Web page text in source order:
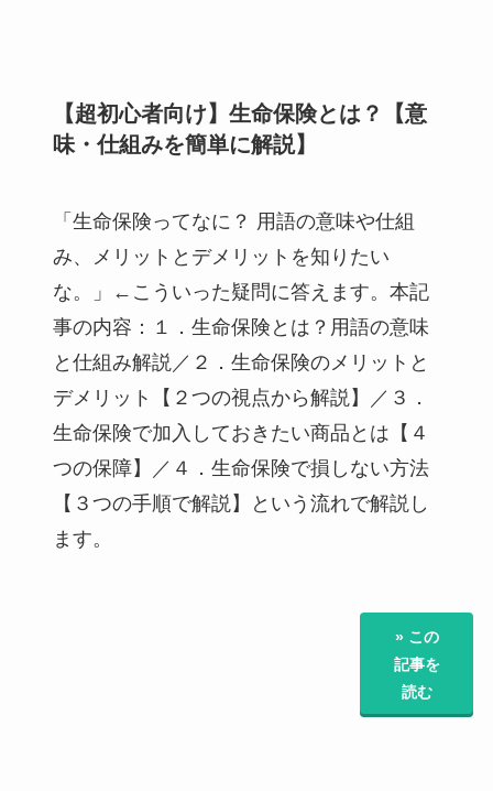
【超初心者向け】生命保険とは？【意
味・仕組みを簡単に解説】
「生命保険ってなに？ 用語の意味や仕組
み、メリットとデメリットを知りたい
な。」←こういった疑問に答えます。本記
事の内容：１．生命保険とは？用語の意味
と仕組み解説／２．生命保険のメリットと
デメリット【２つの視点から解説】／３．
生命保険で加入しておきたい商品とは【４
つの保障】／４．生命保険で損しない方法
【３つの手順で解説】という流れで解説し
ます。
» この
記事を
読む